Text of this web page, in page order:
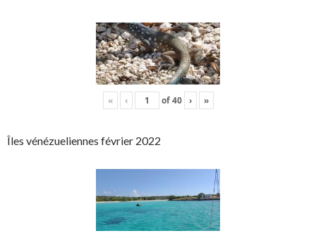
« ‹ of40 › »
Îles vénézueliennes février 2022